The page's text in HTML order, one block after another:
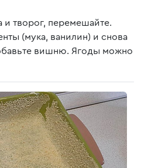
и творог, перемешайте.
(мука, ванилин) и снова
вишню. Ягоды можно